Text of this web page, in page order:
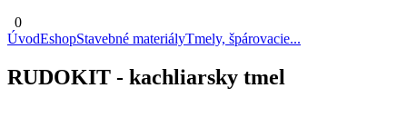
0
ÚvodEshopStavebné materiályTmely, špárovacie...
RUDOKIT - kachliarsky tmel